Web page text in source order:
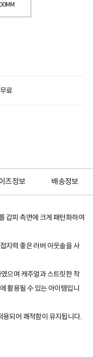
료
즈정보 배송정보
갑피 측면에 크게 패턴화하여
지력 좋은 러버 아웃솔을 사
으며 캐주얼과 스트릿한 착
활용될 수 있는 아이템입니
용되어 쾌적함이 유지됩니다.